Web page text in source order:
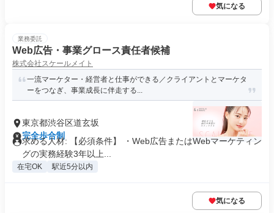
気になる
業務委託
Web広告・事業グロース責任者候補
株式会社スケールメイト
一流マーケター・経営者と仕事ができる／クライアントとマーケタ
ーをつなぎ、事業成長に伴走する...
東京都渋谷区道玄坂
完全歩合制
求める人材: 【必須条件】 ・Web広告またはWebマーケティン
グの実務経験3年以上...
在宅OK 駅近5分以内
気になる